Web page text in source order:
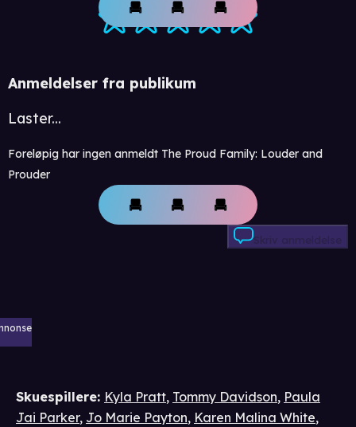
Anmeldelser fra publikum
Laster...
Foreløpig har ingen anmeldt The Proud Family: Louder and
Prouder
Skriv anmeldelse
Skuespillere: Kyla Pratt, Tommy Davidson, Paula
Jai Parker, Jo Marie Payton, Karen Malina White,